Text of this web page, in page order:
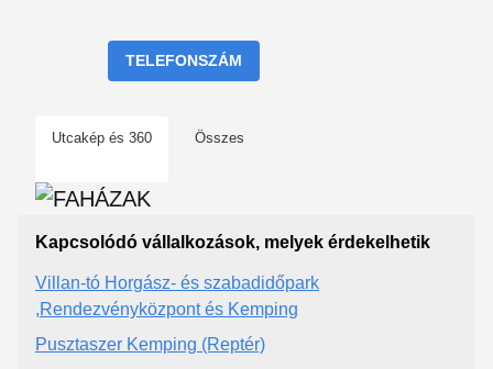
TELEFONSZÁM
Utcakép és 360 Összes
Kapcsolódó vállalkozások, melyek érdekelhetik
Villan-tó Horgász- és szabadidőpark
,Rendezvényközpont és Kemping
Pusztaszer Kemping (Reptér)